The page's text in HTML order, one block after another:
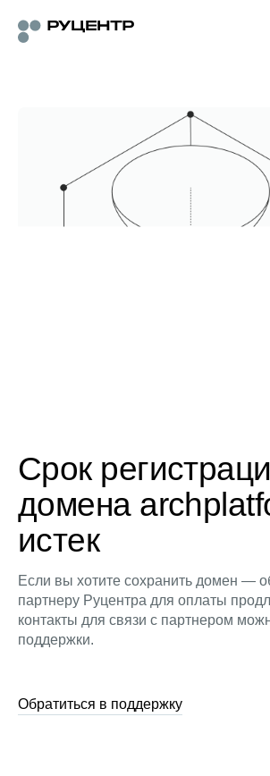
Срок
домена
истек
Если вы хотите сохранить домен —
партнеру Руцентра для оплаты
контакты для связи с партнером
поддержки.
Обратиться в поддержку